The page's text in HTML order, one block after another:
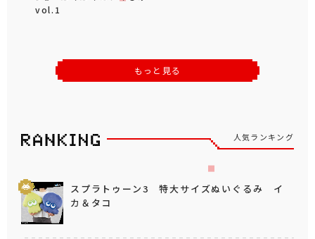
vol.1
もっと見る
人気ランキング
スプラトゥーン3 特大サイズぬいぐるみ イ
カ＆タコ